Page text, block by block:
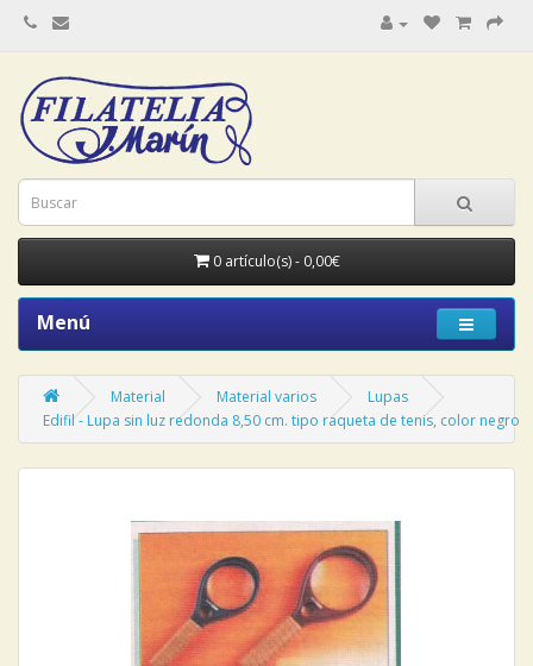
0 artículo(s) - 0,00€
Menú
Material Material varios
Lupas
Edifil - Lupa sin luz redonda 8,50 cm. tipo raqueta de tenis, color negro